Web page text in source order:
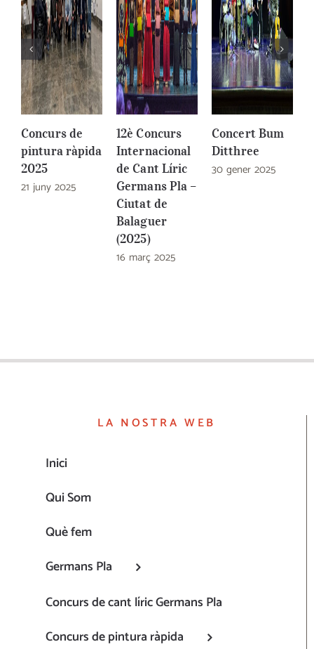
Concurs de
pintura ràpida
2025
21 juny 2025
12è Concurs
Internacional
de Cant Líric
Germans Pla –
Ciutat de
Balaguer
(2025)
16 març 2025
Concert Bum
Ditthree
30 gener 2025
LA NOSTRA WEB
Inici
Qui Som
Què fem
Germans Pla
Concurs de cant líric Germans Pla
Concurs de pintura ràpida